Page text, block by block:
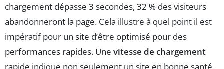
chargement dépasse 3 secondes, 32 % des visiteurs
abandonneront la page. Cela illustre à quel point il est
impératif pour un site d’être optimisé pour des
performances rapides. Une vitesse de chargement